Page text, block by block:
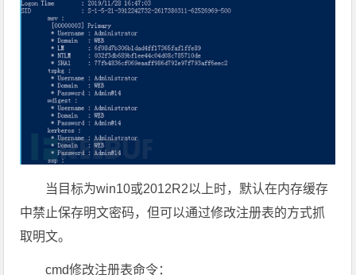
当目标为win10或2012R2以上时，默认在内存缓存
中禁止保存明文密码，但可以通过修改注册表的方式抓
取明文。
cmd修改注册表命令：